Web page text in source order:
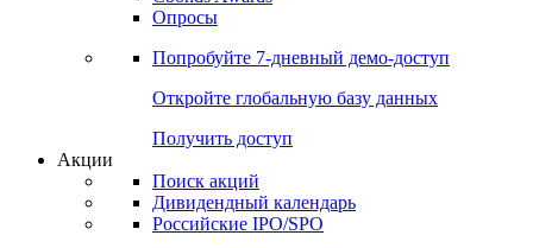
Опросы
Попробуйте 7-дневный демо-доступ
Откройте глобальную базу данных
Получить доступ
Акции
Поиск акций
Дивидендный календарь
Российские IPO/SPO